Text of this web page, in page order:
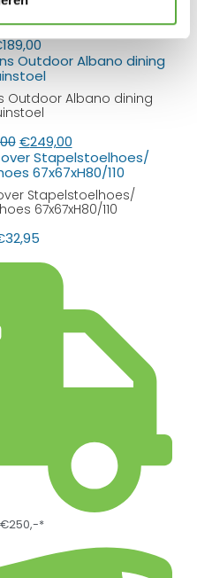
189,00
Outdoor Albano dining
€249,00
Stapelstoelhoes/
67x67xH80/110
32,95
*